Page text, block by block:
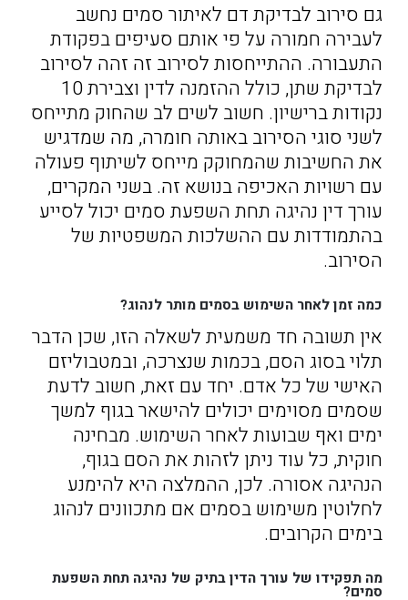
גם סירוב לבדיקת דם לאיתור סמים נחשב
לעבירה חמורה על פי אותם סעיפים בפקודת
התעבורה. ההתייחסות לסירוב זה זהה לסירוב
לבדיקת שתן, כולל ההזמנה לדין וצבירת 10
נקודות ברישיון. חשוב לשים לב שהחוק מתייחס
לשני סוגי הסירוב באותה חומרה, מה שמדגיש
את החשיבות שהמחוקק מייחס לשיתוף פעולה
עם רשויות האכיפה בנושא זה. בשני המקרים,
עורך דין נהיגה תחת השפעת סמים יכול לסייע
בהתמודדות עם ההשלכות המשפטיות של
הסירוב.
כמה זמן לאחר השימוש בסמים מותר לנהוג?
אין תשובה חד משמעית לשאלה הזו, שכן הדבר
תלוי בסוג הסם, בכמות שנצרכה, ובמטבוליזם
האישי של כל אדם. יחד עם זאת, חשוב לדעת
שסמים מסוימים יכולים להישאר בגוף למשך
ימים ואף שבועות לאחר השימוש. מבחינה
חוקית, כל עוד ניתן לזהות את הסם בגוף,
הנהיגה אסורה. לכן, ההמלצה היא להימנע
לחלוטין משימוש בסמים אם מתכוונים לנהוג
בימים הקרובים.
מה תפקידו של עורך הדין בתיק של נהיגה תחת השפעת
סמים?